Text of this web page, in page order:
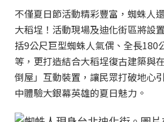
不僅夏日節活動精彩豐富，蜘蛛人
大稻埕！活動現場及迪化街區將設
括9公尺巨型蜘蛛人氣偶、全長180
等，更打造結合大稻埕復古建築與
倒屋」互動裝置，讓民眾打破地心
中體驗大銀幕英雄的夏日魅力。